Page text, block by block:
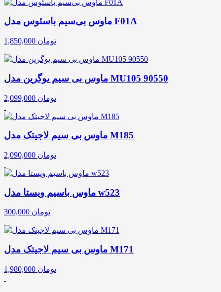
ماوس بی‌سیم باسئوس مدل F01A
1,850,000 تومان
ماوس بی سیم یوگرین مدل MU105 90550
2,099,000 تومان
ماوس بی سیم لاجیتک مدل M185
2,090,000 تومان
ماوس باسیم ویستا مدل w523
300,000 تومان
ماوس بی سیم لاجیتک مدل M171
1,980,000 تومان